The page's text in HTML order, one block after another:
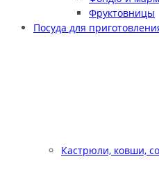
Фруктовницы
Посуда для
Кастрюли, ковши,